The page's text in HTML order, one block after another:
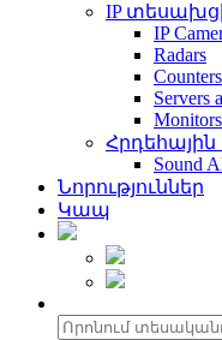
IP
IP
Radars
Counters
Servers
Monitors
Sound
Նորություններ
Կապ